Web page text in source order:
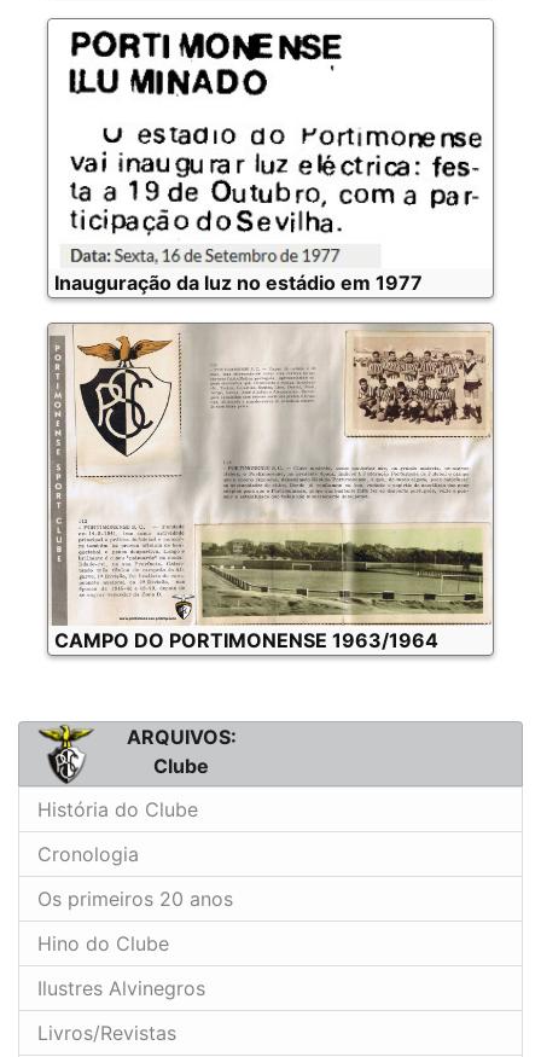
Inauguração da luz no estádio em 1977
CAMPO DO PORTIMONENSE 1963/1964
ARQUIVOS:
Clube
História do Clube
Cronologia
Os primeiros 20 anos
Hino do Clube
Ilustres Alvinegros
Livros/Revistas